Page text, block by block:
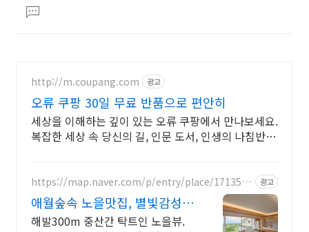
츠
문댓
글
http://m.coupang.com 광고
오류 쿠팡 30일 무료 반품으로 편안히
세상을 이해하는 깊이 있는 오류 쿠팡에서 만나보세요.
복잡한 세상 속 당신의 길, 인문 도서, 인생의 나침반이
https://map.naver.com/p/entry/place/1713550
광고
애월숲속 노을맛집, 별빛감성
아기용품 완벽구비, 대가족
해발300m 중산간 탁트인 노을뷰.